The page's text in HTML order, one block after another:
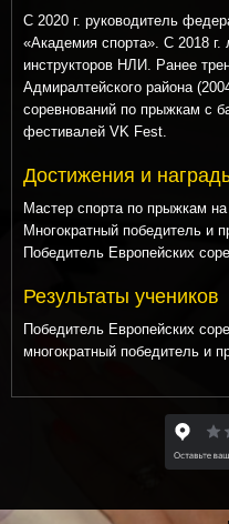
С 2020 г. руководитель
«Академия спорта». С 2018 г.
инструкторов НЛИ. Ранее
Адмиралтейского района
соревнований по прыжкам с
фестивалей VK Fest.
Достижения и
Мастер спорта по прыжкам
Многократный победитель и
Победитель Европейских
Результаты учеников
Победитель Европейских
многократный победитель и